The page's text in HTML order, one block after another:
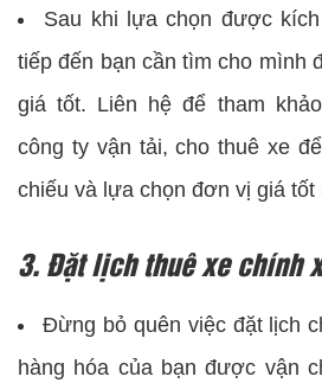
Sau khi lựa chọn được
tiếp đến bạn cần tìm cho mình
giá tốt. Liên hệ để tham
công ty vận tải, cho thuê xe
chiếu và lựa chọn đơn vị giá tốt
3. Đặt lịch thuê xe chính
Đừng bỏ quên việc đặt lịch
hàng hóa của bạn được vận